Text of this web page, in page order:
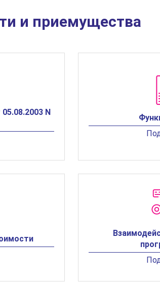
и приемущества
N